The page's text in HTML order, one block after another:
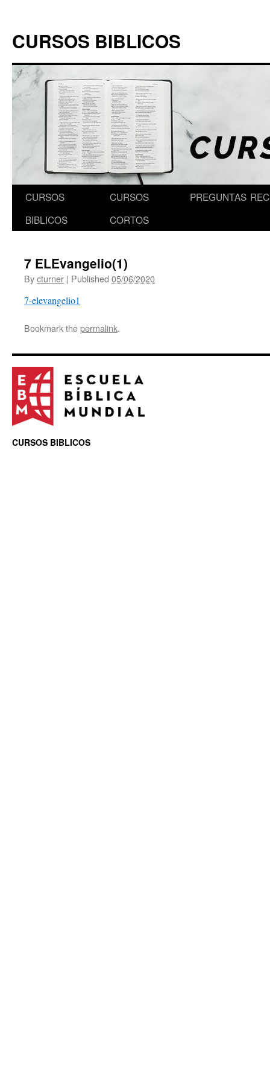
content
CURSOS BIBLICOS
CURSOS
BIBLICOS
CURSOS
CORTOS
PREGUNTAS
7 ELEvangelio(1)
Bycturner | Published 05/06/2020
7-elevangelio1
Bookmark thepermalink.
CURSOS BIBLICOS